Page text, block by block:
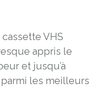
VHS
appris le
et jusqu’à
les meilleurs